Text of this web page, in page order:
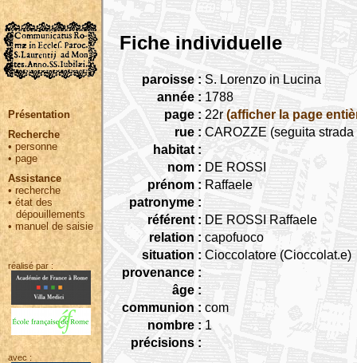
Présentation
Recherche
• personne
•page
Assistance
• recherche
•état des
dépouillements
•manuel de saisie
réalisé par :
avec :
Fiche individuelle
paroisse : S. Lorenzo in Lucina
année : 1788
page : 22r (afficher la page
rue : CAROZZE (seguita
habitat :
nom : DE ROSSI
prénom : Raffaele
patronyme :
référent : DE ROSSI Raffaele
relation : capofuoco
situation : Cioccolatore (Cioccolat.e)
provenance :
âge :
communion : com
nombre : 1
précisions :